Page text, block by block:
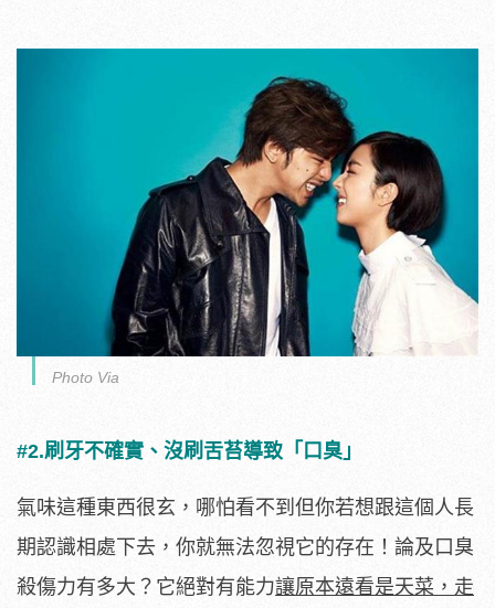
Photo Via
#2.刷牙不確實、沒刷舌苔導致「口臭」
氣味這種東西很玄，哪怕看不到但你若想跟這個人長
期認識相處下去，你就無法忽視它的存在！論及口臭
殺傷力有多大？它絕對有能力讓原本遠看是天菜，走